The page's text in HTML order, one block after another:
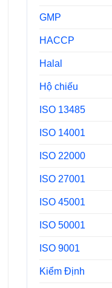
GMP
HACCP
Halal
Hộ chiếu
ISO 13485
ISO 14001
ISO 22000
ISO 27001
ISO 45001
ISO 50001
ISO 9001
Kiểm Định